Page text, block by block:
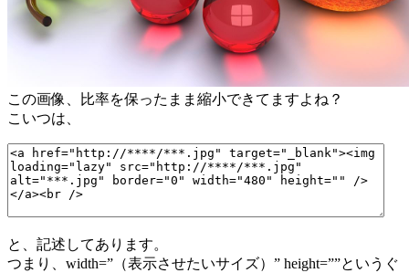
この画像、比率を保ったまま縮小できてますよね？
こいつは、
と、記述してあります。
つまり、width=”（表示させたいサイズ）” height=””というぐ